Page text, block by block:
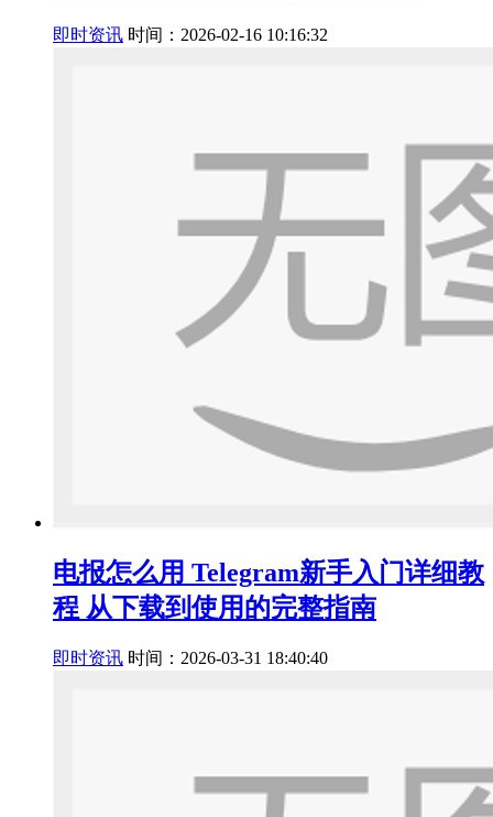
即时资讯 时间：2026-02-16 10:16:32
电报怎么用 Telegram新手入门详细教
程 从下载到使用的完整指南
即时资讯 时间：2026-03-31 18:40:40